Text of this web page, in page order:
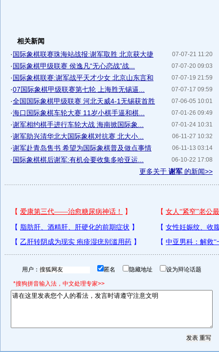
相关新闻
07-07-21 11:20
·国际象棋联赛珠海站战报:谢军取胜 北京获大捷
07-07-20 09:03
·国际象棋甲级联赛 侯逸凡“无心恋战”战...
07-07-19 21:59
·国际象棋联赛:谢军战平天才少女 北京山东言和
07-07-17 09:59
·07国际象棋甲级联赛第七轮 上海胜无锡逼...
07-06-05 10:01
·全国国际象棋甲级联赛 河北天威4-1无锡获首胜
07-01-26 09:49
·海口国际象棋车轮大赛 11岁小棋手逼和棋...
07-01-24 10:31
·谢军相约棋手进行车轮大战 海南掀国际象...
06-11-27 10:32
·谢军助兴清华北大国际象棋对抗赛 北大小...
06-11-13 03:14
·谢军赴青岛售书 希望为国际象棋普及做点事情
06-10-22 17:08
·国际象棋棋后谢军:有机会要收集多哈亚运...
更多关于 谢军 的新闻>>
用户： 匿名 隐藏地址 设为辩论话题
*搜狗拼音输入法，中文处理专家>>